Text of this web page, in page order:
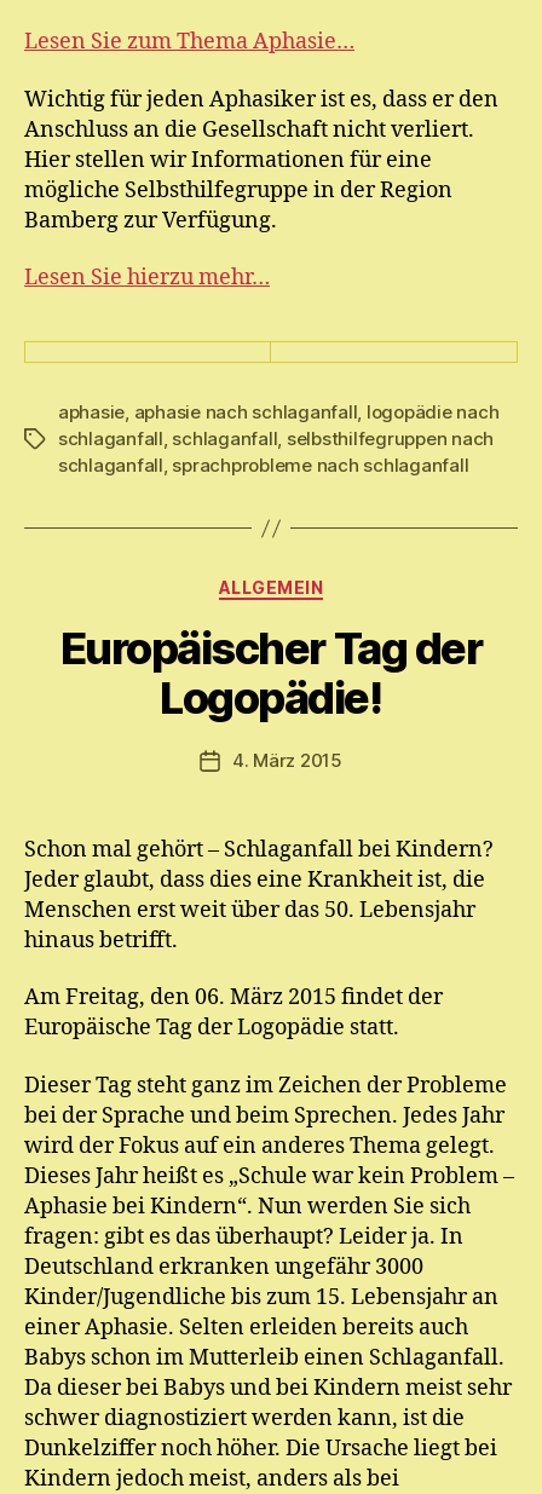
Lesen Sie zum Thema Aphasie…
Wichtig für jeden Aphasiker ist es, dass er den
Anschluss an die Gesellschaft nicht verliert.
Hier stellen wir Informationen für eine
mögliche Selbsthilfegruppe in der Region
Bamberg zur Verfügung.
Lesen Sie hierzu mehr…
Schlagwörter
aphasie, aphasie nach schlaganfall, logopädie nach
schlaganfall, schlaganfall, selbsthilfegruppen nach
schlaganfall, sprachprobleme nach schlaganfall
Kategorien
ALLGEMEIN
Europäischer Tag der
Logopädie!
Beitragsautor
V
n
M
y
ri
m
ic
h
el
Veröffentlichungsdatum
4. März 2015
Schon mal gehört – Schlaganfall bei Kindern?
Jeder glaubt, dass dies eine Krankheit ist, die
Menschen erst weit über das 50. Lebensjahr
hinaus betrifft.
Am Freitag, den 06. März 2015 findet der
Europäische Tag der Logopädie statt.
Dieser Tag steht ganz im Zeichen der Probleme
bei der Sprache und beim Sprechen. Jedes Jahr
wird der Fokus auf ein anderes Thema gelegt.
Dieses Jahr heißt es „Schule war kein Problem –
Aphasie bei Kindern“. Nun werden Sie sich
fragen: gibt es das überhaupt? Leider ja. In
Deutschland erkranken ungefähr 3000
Kinder/Jugendliche bis zum 15. Lebensjahr an
einer Aphasie. Selten erleiden bereits auch
Babys schon im Mutterleib einen Schlaganfall.
Da dieser bei Babys und bei Kindern meist sehr
schwer diagnostiziert werden kann, ist die
Dunkelziffer noch höher. Die Ursache liegt bei
Kindern jedoch meist, anders als bei